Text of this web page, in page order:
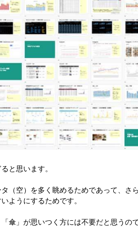
と思います。
（空）を多く眺めるためであって、さ
ようにするためです。
傘」が思いつく方には不要だと思うの